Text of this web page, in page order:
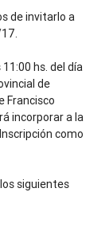
de invitarlo a
hs. del día
de
Francisco
incorporar a la
como
siguientes